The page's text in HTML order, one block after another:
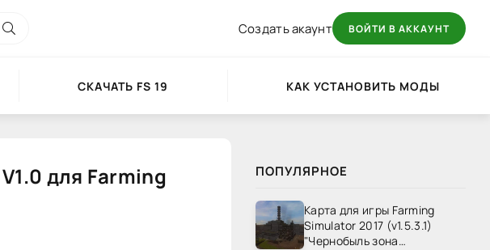
Создать акаунт ВОЙТИ В АККАУНТ
СКАЧАТЬ FS 19 КАК УСТАНОВИТЬ МОДЫ
для Farming
ПОПУЛЯРНОЕ
Карта для игры Farming
Simulator 2017 (v1.5.3.1)
"Чернобыль зона